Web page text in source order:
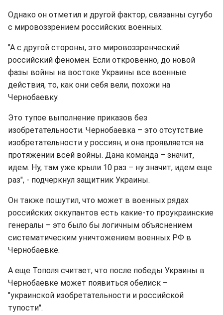
Однако он отметил и другой фактор, связанны сугубо
с мировоззрением российских военных.
"А с другой стороны, это мировоззренческий
российский феномен. Если откровенно, до новой
фазы войны на востоке Украины все военные
действия, то, как они себя вели, похожи на
Чернобаевку.
Это тупое выполнение приказов без
изобретательности. Чернобаевка – это отсутствие
изобретательности у россиян, и она проявляется на
протяжении всей войны. Дана команда – значит,
идем. Ну, там уже крыли 10 раз – ну значит, идем еще
раз", - подчеркнул защитник Украины.
Он также пошутил, что может в военных рядах
российских оккупантов есть какие-то проукраинские
генералы – это было бы логичным объяснением
систематическим уничтожением военных РФ в
Чернобаевке.
А еще Тополя считает, что после победы Украины в
Чернобаевке может появиться обелиск –
"украинской изобретательности и российской
тупости".